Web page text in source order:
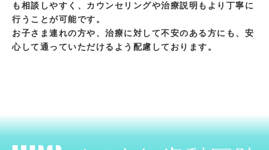
も相談しやすく、カウンセリングや治療説明もより丁寧に
行うことが可能です。
お子さま連れの方や、治療に対して不安のある方にも、安
心して通っていただけるよう配慮しております。